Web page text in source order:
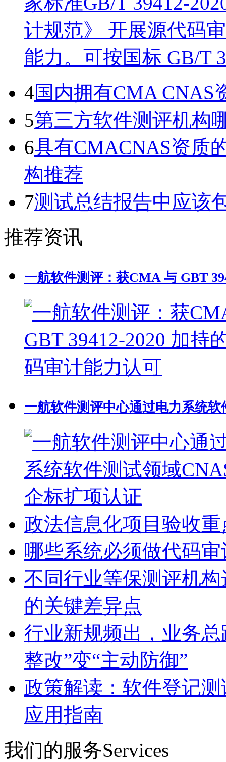
计规范》 开展源代码
能力。可按国标 GB/T
4国内拥有CMA CNAS
5第三方软件测评机构
6具有CMACNAS资质
构推荐
7测试总结报告中应该
推荐资讯
一航软件测评：获CMA 与 GBT
一航软件测评中心通过电力系统
政法信息化项目验收
哪些系统必须做代码
不同行业等保测评机
的关键差异点
行业新规频出，业务
整改”变“主动防御”
政策解读：软件登记
应用指南
我们的服务Services